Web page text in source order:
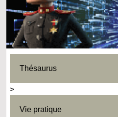
Thésaurus
>
Vie pratique